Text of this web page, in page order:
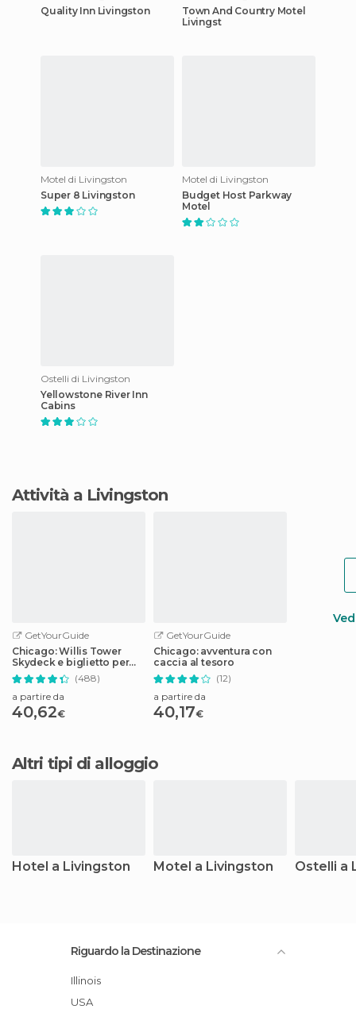
Quality Inn Livingston
Town And Country Motel
Livingst
Motel di Livingston
Super 8 Livingston
Motel di Livingston
Budget Host Parkway
Motel
Ostelli di Livingston
Yellowstone River Inn
Cabins
Attività a Livingston
GetYourGuide
Chicago: Willis Tower
Skydeck e biglietto per
The Ledge
(488)
a partire da
40,62€
GetYourGuide
Chicago: avventura con
caccia al tesoro
(12)
a partire da
40,17€
Altri tipi di alloggio
Hotel a Livingston Motel a Livingston Ostelli a
Riguardo la Destinazione
Illinois
USA